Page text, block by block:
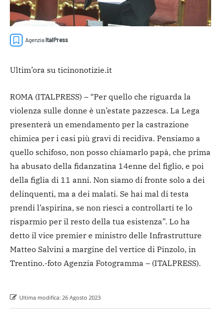
AgenziaItalPress
Ultim’ora su ticinonotizie.it
ROMA (ITALPRESS) – “Per quello che riguarda la
violenza sulle donne è un’estate pazzesca. La Lega
presenterà un emendamento per la castrazione
chimica per i casi più gravi di recidiva. Pensiamo a
quello schifoso, non posso chiamarlo papà, che prima
ha abusato della fidanzatina 14enne del figlio, e poi
della figlia di 11 anni. Non siamo di fronte solo a dei
delinquenti, ma a dei malati. Se hai mal di testa
prendi l’aspirina, se non riesci a controllarti te lo
risparmio per il resto della tua esistenza”. Lo ha
detto il vice premier e ministro delle Infrastrutture
Matteo Salvini a margine del vertice di Pinzolo, in
Trentino.-foto Agenzia Fotogramma – (ITALPRESS).
Ultima modifica: 26 Agosto 2023